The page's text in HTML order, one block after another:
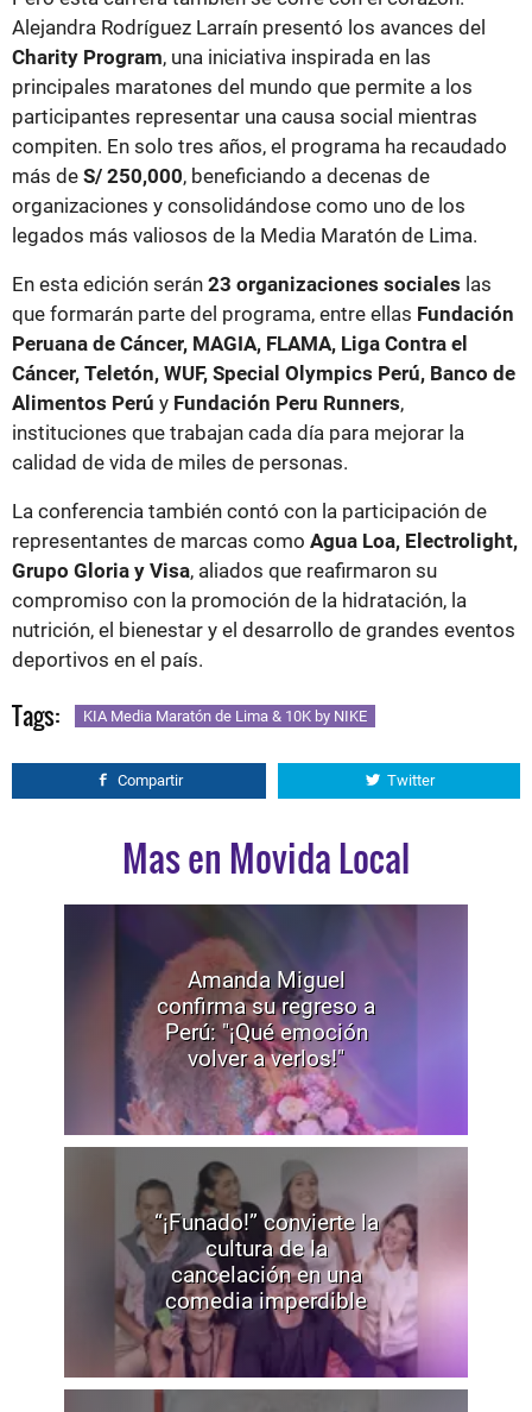
Alejandra Rodríguez Larraín presentó los avances del
Charity Program, una iniciativa inspirada en las
principales maratones del mundo que permite a los
participantes representar una causa social mientras
compiten. En solo tres años, el programa ha recaudado
más de S/ 250,000, beneficiando a decenas de
organizaciones y consolidándose como uno de los
legados más valiosos de la Media Maratón de Lima.
En esta edición serán 23 organizaciones sociales las
que formarán parte del programa, entre ellas Fundación
Peruana de Cáncer, MAGIA, FLAMA, Liga Contra el
Cáncer, Teletón, WUF, Special Olympics Perú, Banco de
Alimentos Perú y Fundación Peru Runners,
instituciones que trabajan cada día para mejorar la
calidad de vida de miles de personas.
La conferencia también contó con la participación de
representantes de marcas como Agua Loa, Electrolight,
Grupo Gloria y Visa, aliados que reafirmaron su
compromiso con la promoción de la hidratación, la
nutrición, el bienestar y el desarrollo de grandes eventos
deportivos en el país.
Tags: KIA Media Maratón de Lima & 10K by NIKE
Compartir Twitter
Mas en Movida Local
Amanda Miguel
confirma su regreso a
Perú: "¡Qué emoción
volver a verlos!"
“¡Funado!” convierte la
cultura de la
cancelación en una
comedia imperdible